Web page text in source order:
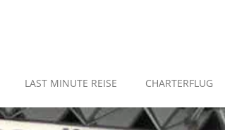
LAST MINUTE REISE CHARTERFLUG